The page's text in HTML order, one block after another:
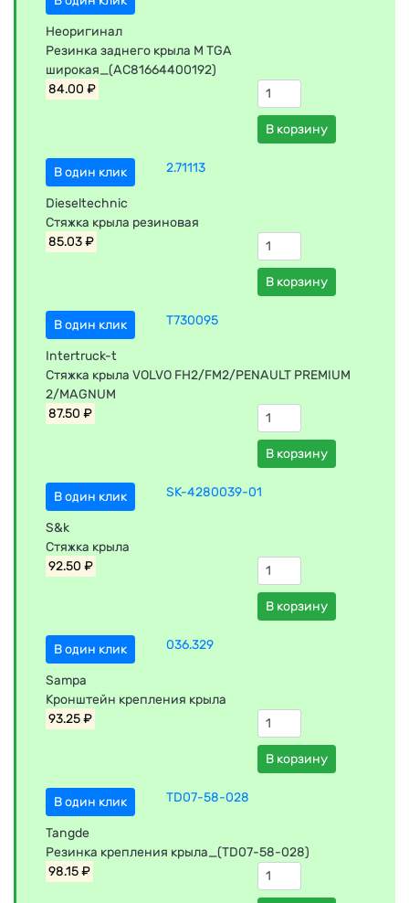
Неоригинал
Резинка заднего крыла M TGA
широкая_(AC81664400192)
84.00 ₽
В корзину
В один клик 2.71113
Dieseltechnic
Стяжка крыла резиновая
85.03 ₽
В корзину
В один клик T730095
Intertruck-t
Стяжка крыла VOLVO FH2/FM2/PENAULT PREMIUM
2/MAGNUM
87.50 ₽
В корзину
В один клик SK-4280039-01
S&k
Стяжка крыла
92.50 ₽
В корзину
В один клик 036.329
Sampa
Кронштейн крепления крыла
93.25 ₽
В корзину
В один клик TD07-58-028
Tangde
Резинка крепления крыла_(TD07-58-028)
98.15 ₽